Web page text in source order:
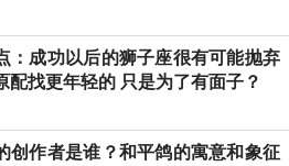
：成功以后的狮子座很有可能抛弃
配找更年轻的 只是为了有面子？
创作者是谁？和平鸽的寓意和象征